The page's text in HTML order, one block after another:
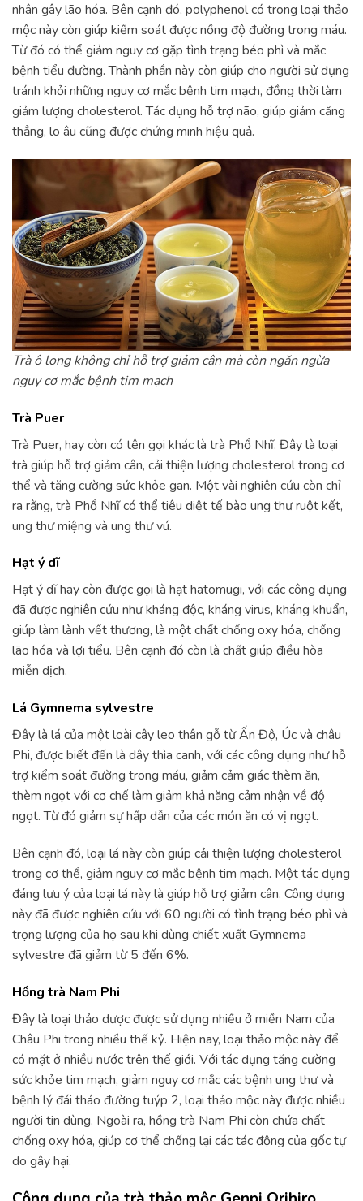
nhân gây lão hóa. Bên cạnh đó, polyphenol có trong loại thảo
mộc này còn giúp kiểm soát được nồng độ đường trong máu.
Từ đó có thể giảm nguy cơ gặp tình trạng béo phì và mắc
bệnh tiểu đường. Thành phần này còn giúp cho người sử dụng
tránh khỏi những nguy cơ mắc bệnh tim mạch, đồng thời làm
giảm lượng cholesterol. Tác dụng hỗ trợ não, giúp giảm căng
thẳng, lo âu cũng được chứng minh hiệu quả.
Trà ô long không chỉ hỗ trợ giảm cân mà còn ngăn ngừa
nguy cơ mắc bệnh tim mạch
Trà Puer
Trà Puer, hay còn có tên gọi khác là trà Phổ Nhĩ. Đây là loại
trà giúp hỗ trợ giảm cân, cải thiện lượng cholesterol trong cơ
thể và tăng cường sức khỏe gan. Một vài nghiên cứu còn chỉ
ra rằng, trà Phổ Nhĩ có thể tiêu diệt tế bào ung thư ruột kết,
ung thư miệng và ung thư vú.
Hạt ý dĩ
Hạt ý dĩ hay còn được gọi là hạt hatomugi, với các công dụng
đã được nghiên cứu như kháng độc, kháng virus, kháng khuẩn,
giúp làm lành vết thương, là một chất chống oxy hóa, chống
lão hóa và lợi tiểu. Bên cạnh đó còn là chất giúp điều hòa
miễn dịch.
Lá Gymnema sylvestre
Đây là lá của một loài cây leo thân gỗ từ Ấn Độ, Úc và châu
Phi, được biết đến là dây thìa canh, với các công dụng như hỗ
trợ kiểm soát đường trong máu, giảm cảm giác thèm ăn,
thèm ngọt với cơ chế làm giảm khả năng cảm nhận về độ
ngọt. Từ đó giảm sự hấp dẫn của các món ăn có vị ngọt.
Bên cạnh đó, loại lá này còn giúp cải thiện lượng cholesterol
trong cơ thể, giảm nguy cơ mắc bệnh tim mạch. Một tác dụng
đáng lưu ý của loại lá này là giúp hỗ trợ giảm cân. Công dụng
này đã được nghiên cứu với 60 người có tình trạng béo phì và
trọng lượng của họ sau khi dùng chiết xuất Gymnema
sylvestre đã giảm từ 5 đến 6%.
Hồng trà Nam Phi
Đây là loại thảo dược được sử dụng nhiều ở miền Nam của
Châu Phi trong nhiều thế kỷ. Hiện nay, loại thảo mộc này để
có mặt ở nhiều nước trên thế giới. Với tác dụng tăng cường
sức khỏe tim mạch, giảm nguy cơ mắc các bệnh ung thư và
bệnh lý đái tháo đường tuýp 2, loại thảo mộc này được nhiều
người tin dùng. Ngoài ra, hồng trà Nam Phi còn chứa chất
chống oxy hóa, giúp cơ thể chống lại các tác động của gốc tự
do gây hại.